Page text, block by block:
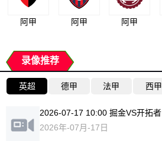
阿甲 阿甲 阿甲
录像推荐
英超 德甲 法甲 西甲
2026-07-17 10:00 掘金VS开拓者
2026年-07月-17日